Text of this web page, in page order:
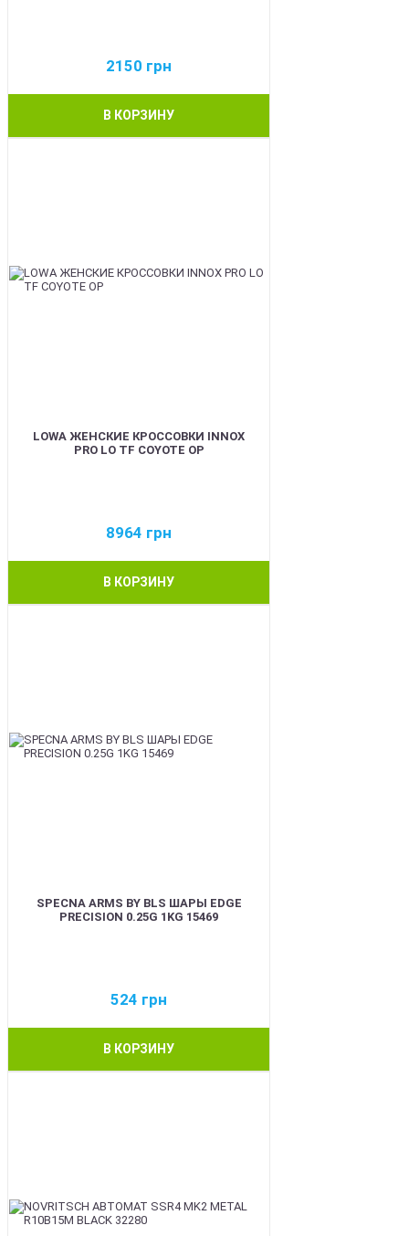
2150 грн
В КОРЗИНУ
LOWA ЖЕНСКИЕ КРОССОВКИ INNOX
PRO LO TF COYOTE OP
8964 грн
В КОРЗИНУ
SPECNA ARMS BY BLS ШАРЫ EDGE
PRECISION 0.25G 1KG 15469
524 грн
В КОРЗИНУ